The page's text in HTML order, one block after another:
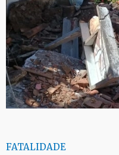
FATALIDADE